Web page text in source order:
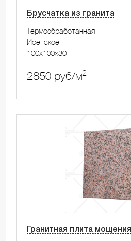
Брусчатка из гранита
Термообработанная
Исетское
100x100x30
2850 руб/м2
Гранитная плита мощения